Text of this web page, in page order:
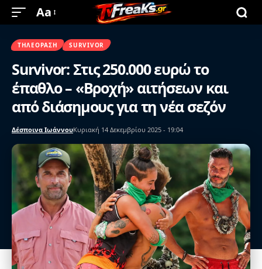
Aa
ΤΗΛΕΌΡΑΣΗ SURVIVOR
Survivor: Στις 250.000 ευρώ το
έπαθλο – «Βροχή» αιτήσεων και
από διάσημους για τη νέα σεζόν
Δέσποινα ΙωάννουΚυριακή 14 Δεκεμβρίου 2025 - 19:04